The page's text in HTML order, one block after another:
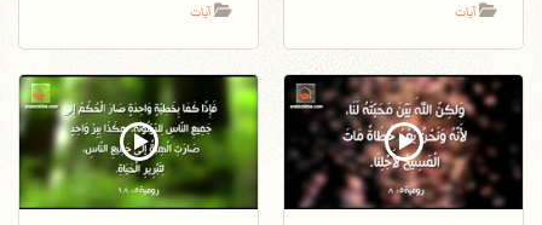
آيات
آيات